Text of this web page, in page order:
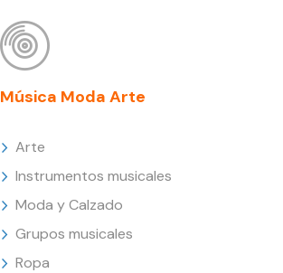
Música Moda Arte
Arte
Instrumentos musicales
Moda y Calzado
Grupos musicales
Ropa